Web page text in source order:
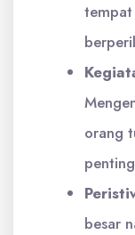
orang
besar